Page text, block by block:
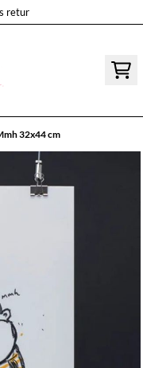
retur
32x44 cm